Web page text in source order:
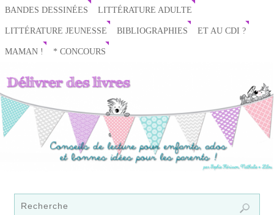
BANDES DESSINÉES LITTÉRATURE ADULTE
LITTÉRATURE JEUNESSE BIBLIOGRAPHIES ET AU CDI ?
MAMAN ! * CONCOURS